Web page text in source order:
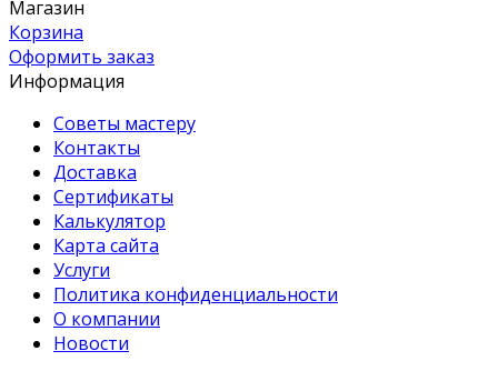
Магазин
Корзина
Оформить заказ
Информация
Советы мастеру
Контакты
Доставка
Сертификаты
Калькулятор
Карта сайта
Услуги
Политика конфиденциальности
О компании
Новости